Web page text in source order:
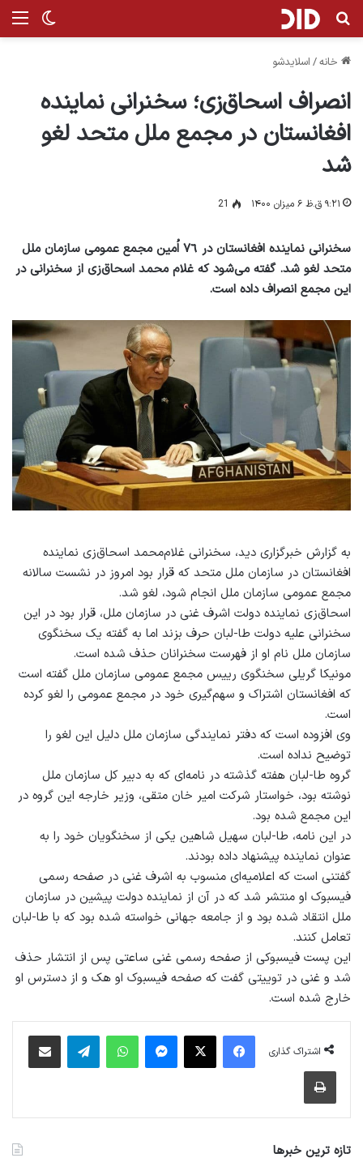
تغییر جستجو برای
خانه/ اسلایدشو
انصراف اسحاق‌زی؛ سخنرانی نماینده
افغانستان در مجمع ملل متحد لغو
شد
۹:۲۱ ق.ظ ۶ میزان ۱۴۰۰ 21
سخنرانی نماینده افغانستان در ٧٦ اُمین مجمع عمومی سازمان ملل
متحد لغو شد. گفته می‌شود که غلام محمد اسحاق‌زی از سخنرانی در
این مجمع انصراف داده است.
به گزارش خبرگزاری دید، سخنرانی غلام‌محمد اسحاق‌زی نماینده
افغانستان در سازمان ملل متحد که قرار بود امروز در نشست سالانه
مجمع عمومی سازمان ملل انجام شود، لغو شد.
اسحاق‌زی نماینده دولت اشرف غنی در سازمان ملل، قرار بود در این
سخنرانی علیه دولت طا-لبان حرف بزند اما به گفته یک سخنگوی
سازمان ملل نام او از فهرست سخنرانان حذف شده است.
مونیکا گریلی سخنگوی رییس مجمع عمومی سازمان ملل گفته است
که افغانستان اشتراک و سهم‌گیری خود در مجمع عمومی را لغو کرده
است.
وی افزوده است که دفتر نمایندگی سازمان ملل دلیل این لغو را
توضیح نداده است.
گروه طا-لبان هفته گذشته در نامه‌ای که به دبیر کل سازمان ملل
نوشته بود، خواستار شرکت امیر خان متقی، وزیر خارجه این گروه در
این مجمع شده بود.
در این نامه، طا-لبان سهیل شاهین یکی از سخنگویان خود را به
عنوان نماینده پیشنهاد داده بودند.
گفتنی است که اعلامیه‌ای منسوب به اشرف غنی در صفحه رسمی
فیسبوک او منتشر شد که در آن از نماینده دولت پیشین در سازمان
ملل انتقاد شده بود و از جامعه جهانی خواسته شده بود که با طا-لبان
تعامل کنند.
این پست فیسبوکی از صفحه رسمی غنی ساعتی پس از انتشار حذف
شد و غنی در توییتی گفت که صفحه فیسبوک او هک و از دسترس او
خارج شده است.
اشتراک گذاری
فیس بوک X پیام رسان واتس آپ تلگرام اشتراک گذاری از طریق ایمیل
چاپ
تازه ترین خبرها